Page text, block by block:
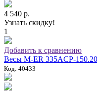
4 540 р.
Узнать скидку!
1
Добавить к сравнению
Весы M-ER 335ACP-
Код: 40433